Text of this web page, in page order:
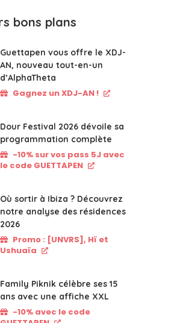
bons plans
Guettapen vous offre le XDJ-
AN, nouveau tout-en-un
d’AlphaTheta
Gagnez un XDJ-AN !
Dour Festival 2026 dévoile sa
programmation complète
-10% sur vos pass 5J avec
le code GUETTAPEN
Où sortir à Ibiza ? Découvrez
notre analyse des résidences
2026
Promo : [UNVRS], Hï et
Ushuaïa
Family Piknik célèbre ses 15
ans avec une affiche XXL
-10% avec le code